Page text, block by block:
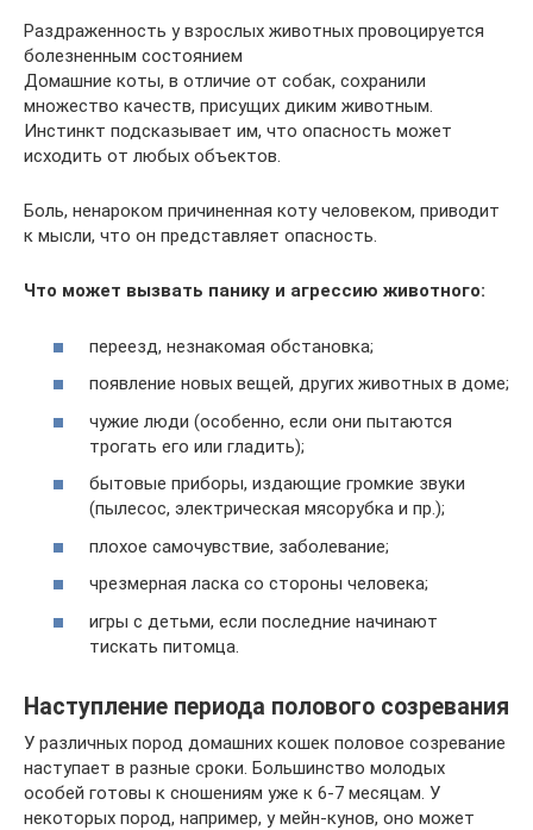
Раздраженность у взрослых животных провоцируется
болезненным состоянием
Домашние коты, в отличие от собак, сохранили
множество качеств, присущих диким животным.
Инстинкт подсказывает им, что опасность может
исходить от любых объектов.
Боль, ненароком причиненная коту человеком, приводит
к мысли, что он представляет опасность.
Что может вызвать панику и агрессию животного:
переезд, незнакомая обстановка;
появление новых вещей, других животных в доме;
чужие люди (особенно, если они пытаются
трогать его или гладить);
бытовые приборы, издающие громкие звуки
(пылесос, электрическая мясорубка и пр.);
плохое самочувствие, заболевание;
чрезмерная ласка со стороны человека;
игры с детьми, если последние начинают
тискать питомца.
Наступление периода полового созревания
У различных пород домашних кошек половое созревание
наступает в разные сроки. Большинство молодых
особей готовы к сношениям уже к 6-7 месяцам. У
некоторых пород, например, у мейн-кунов, оно может